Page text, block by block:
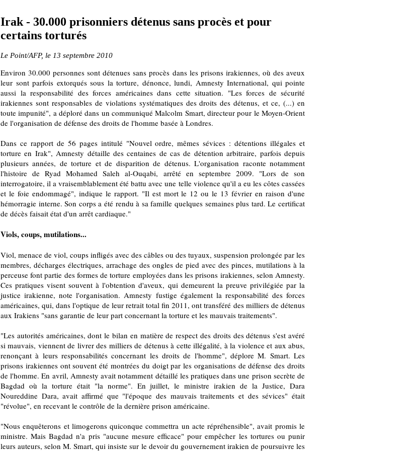
Irak - 30.000 prisonniers détenus sans procès et pour
certains torturés
Le Point/AFP, le 13 septembre 2010
Environ 30.000 personnes sont détenues sans procès dans les prisons irakiennes, où des aveux
leur sont parfois extorqués sous la torture, dénonce, lundi, Amnesty International, qui pointe
aussi la responsabilité des forces américaines dans cette situation. "Les forces de sécurité
irakiennes sont responsables de violations systématiques des droits des détenus, et ce, (...) en
toute impunité", a déploré dans un communiqué Malcolm Smart, directeur pour le Moyen-Orient
de l'organisation de défense des droits de l'homme basée à Londres.
Dans ce rapport de 56 pages intitulé "Nouvel ordre, mêmes sévices : détentions illégales et
torture en Irak", Amnesty détaille des centaines de cas de détention arbitraire, parfois depuis
plusieurs années, de torture et de disparition de détenus. L'organisation raconte notamment
l'histoire de Ryad Mohamed Saleh al-Ouqabi, arrêté en septembre 2009. "Lors de son
interrogatoire, il a vraisemblablement été battu avec une telle violence qu'il a eu les côtes cassées
et le foie endommagé", indique le rapport. "Il est mort le 12 ou le 13 février en raison d'une
hémorragie interne. Son corps a été rendu à sa famille quelques semaines plus tard. Le certificat
de décès faisait état d'un arrêt cardiaque."
Viols, coups, mutilations...
Viol, menace de viol, coups infligés avec des câbles ou des tuyaux, suspension prolongée par les
membres, décharges électriques, arrachage des ongles de pied avec des pinces, mutilations à la
perceuse font partie des formes de torture employées dans les prisons irakiennes, selon Amnesty.
Ces pratiques visent souvent à l'obtention d'aveux, qui demeurent la preuve privilégiée par la
justice irakienne, note l'organisation. Amnesty fustige également la responsabilité des forces
américaines, qui, dans l'optique de leur retrait total fin 2011, ont transféré des milliers de détenus
aux Irakiens "sans garantie de leur part concernant la torture et les mauvais traitements".
"Les autorités américaines, dont le bilan en matière de respect des droits des détenus s'est avéré
si mauvais, viennent de livrer des milliers de détenus à cette illégalité, à la violence et aux abus,
renonçant à leurs responsabilités concernant les droits de l'homme", déplore M. Smart. Les
prisons irakiennes ont souvent été montrées du doigt par les organisations de défense des droits
de l'homme. En avril, Amnesty avait notamment détaillé les pratiques dans une prison secrète de
Bagdad où la torture était "la norme". En juillet, le ministre irakien de la Justice, Dara
Noureddine Dara, avait affirmé que "l'époque des mauvais traitements et des sévices" était
"révolue", en recevant le contrôle de la dernière prison américaine.
"Nous enquêterons et limogerons quiconque commettra un acte répréhensible", avait promis le
ministre. Mais Bagdad n'a pris "aucune mesure efficace" pour empêcher les tortures ou punir
leurs auteurs, selon M. Smart, qui insiste sur le devoir du gouvernement irakien de poursuivre les